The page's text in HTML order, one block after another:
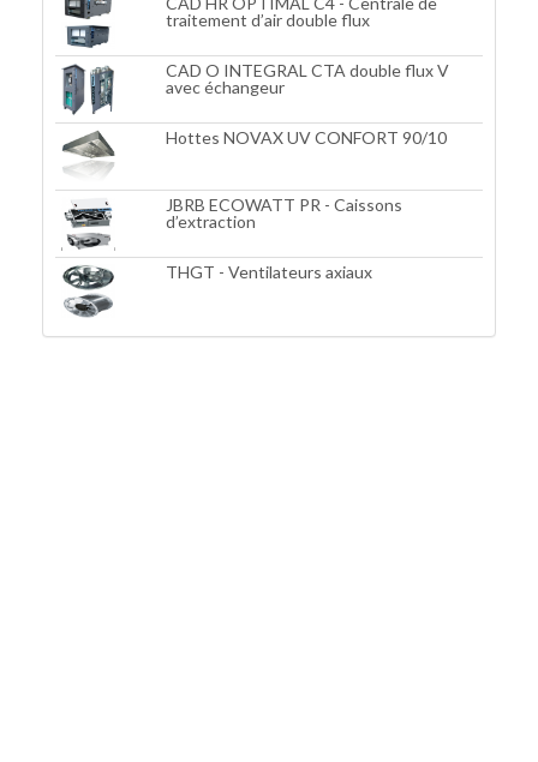
traitement d’air double flux
CAD O INTEGRAL CTA double flux V
avec échangeur
Hottes NOVAX UV CONFORT 90/10
JBRB ECOWATT PR - Caissons
d’extraction
THGT - Ventilateurs axiaux